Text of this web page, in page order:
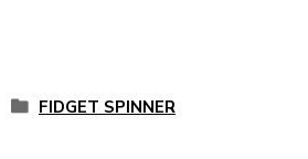
FIDGET SPINNER